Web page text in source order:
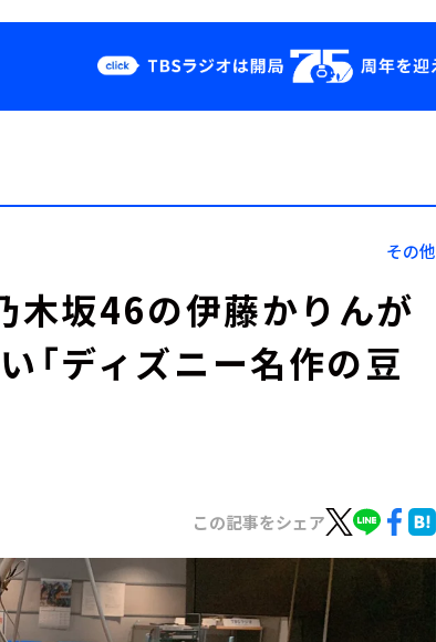
YouTube
その他
木坂46の伊藤かりんが
「ディズニー名作の豆
この記事をシェア